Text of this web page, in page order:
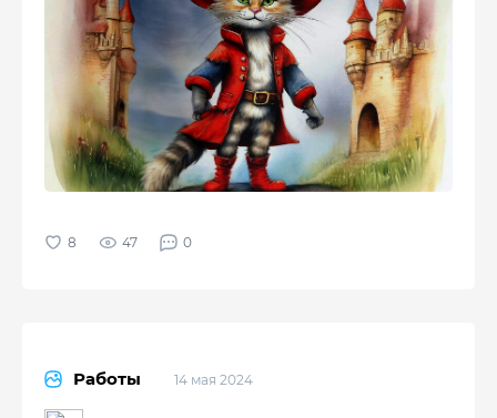
47 0
Работы 14 мая 2024